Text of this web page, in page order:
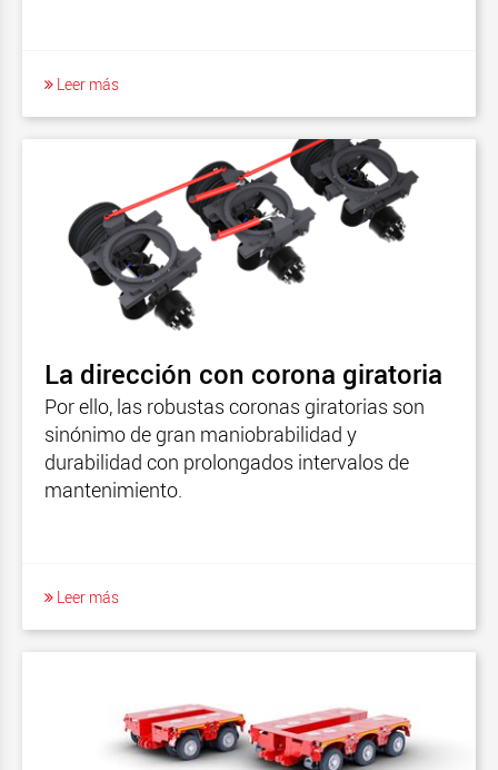
Leer más
La dirección con corona giratoria
Por ello, las robustas coronas giratorias son
sinónimo de gran maniobrabilidad y
durabilidad con prolongados intervalos de
mantenimiento.
Leer más